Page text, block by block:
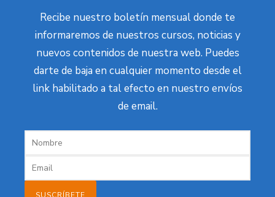
Recibe nuestro boletín mensual donde te
informaremos de nuestros cursos, noticias y
nuevos contenidos de nuestra web. Puedes
darte de baja en cualquier momento desde el
link habilitado a tal efecto en nuestro envíos
de email.